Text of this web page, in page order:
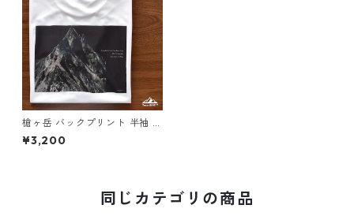
槍ヶ岳 バックプリント 半袖 T
シャツ ホワイト ブラック ドラ
イ 吸水速乾 山 登山 迷彩 カモ
¥3,200
同じカテゴリの商品